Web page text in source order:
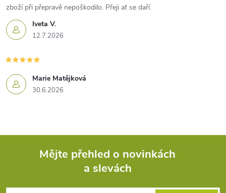
Iveta V.
12.7.2026
zboží při přepravě nepoškodilo. Přeji ať se daří.
Marie Matějková
30.6.2026
Mějte přehled o novinkách
a slevách